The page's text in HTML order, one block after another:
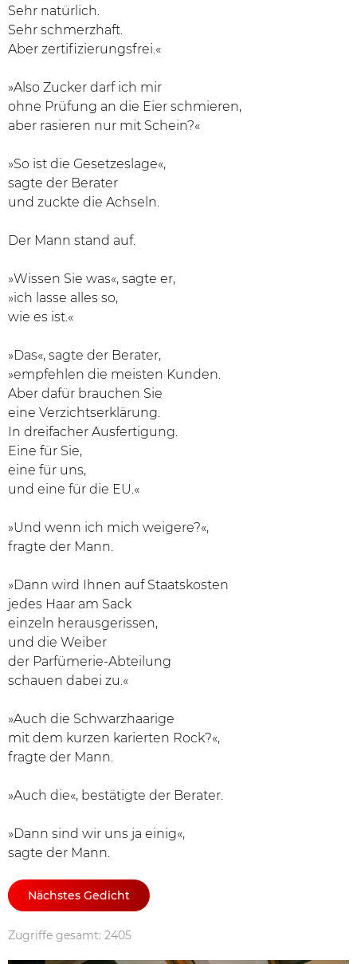
Sehr natürlich.
Sehr schmerzhaft.
Aber zertifizierungsfrei.«
»Also Zucker darf ich mir
ohne Prüfung an die Eier schmieren,
aber rasieren nur mit Schein?«
»So ist die Gesetzeslage«,
sagte der Berater
und zuckte die Achseln.
Der Mann stand auf.
»Wissen Sie was«, sagte er,
»ich lasse alles so,
wie es ist.«
»Das«, sagte der Berater,
»empfehlen die meisten Kunden.
Aber dafür brauchen Sie
eine Verzichtserklärung.
In dreifacher Ausfertigung.
Eine für Sie,
eine für uns,
und eine für die EU.«
»Und wenn ich mich weigere?«,
fragte der Mann.
»Dann wird Ihnen auf Staatskosten
jedes Haar am Sack
einzeln herausgerissen,
und die Weiber
der Parfümerie-Abteilung
schauen dabei zu.«
»Auch die Schwarzhaarige
mit dem kurzen karierten Rock?«,
fragte der Mann.
»Auch die«, bestätigte der Berater.
»Dann sind wir uns ja einig«,
sagte der Mann.
Nächstes Gedicht
Zugriffe gesamt: 2405